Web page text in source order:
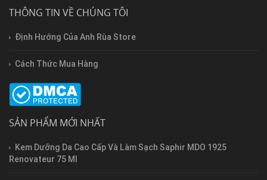
THÔNG TIN VỀ CHÚNG TÔI
Định Hướng Của Anh Rùa Store
Cách Thức Mua Hàng
SẢN PHẨM MỚI NHẤT
Kem Dưỡng Da Cao Cấp Và Làm Sạch Saphir MDO 1925
Renovateur 75 Ml